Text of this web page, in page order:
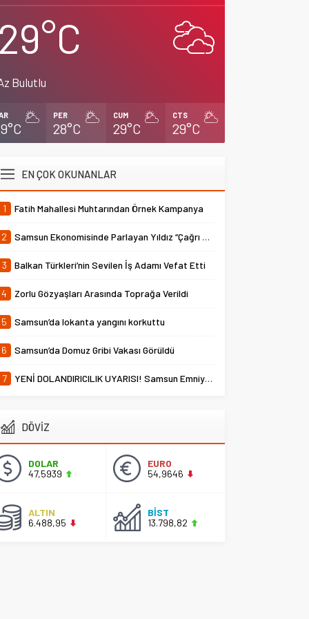
29°C
Bulutlu
PER
28°C
CUM
29°C
CTS
29°C
EN ÇOK OKUNANLAR
1 Fatih Mahallesi Muhtarından Örnek Kampanya
2 Samsun Ekonomisinde Parlayan Yıldız “Çağrı Temper”
3 Balkan Türkleri’nin Sevilen İş Adamı Vefat Etti
4 Zorlu Gözyaşları Arasında Toprağa Verildi
5 Samsun’da lokanta yangını korkuttu
6 Samsun’da Domuz Gribi Vakası Görüldü
7 YENİ DOLANDIRICILIK UYARISI! Samsun Emniyet Müdürlüğü Uyardı
DÖVİZ
DOLAR
47,5939
EURO
54,9646
ALTIN
6.488,95
BİST
13.798,82